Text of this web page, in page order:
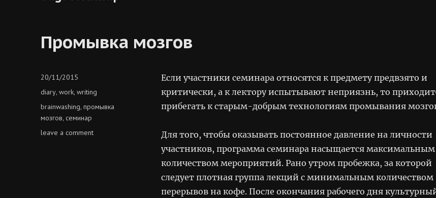
Промывка мозгов
Если участники семинара относятся к предмету предвзято и
критически, а к лектору испытывают неприязнь, то
прибегать к старым-добрым технологиям промывания
Для того, чтобы оказывать постоянное давление на личности
участников, программа семинара насыщается максимальным
количеством мероприятий. Рано утром пробежка, за которой
следует плотная группа лекций с минимальным количеством
перерывов на кофе. После окончания рабочего дня
Posted
20/11/2015
Categories
diary,work,writing
Tags
brainwashing,промывка
мозгов,семинар
leave a commenton